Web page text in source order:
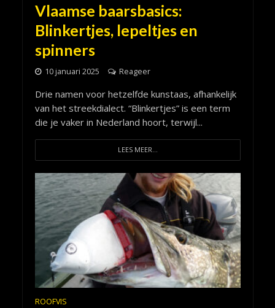
Vlaamse baarsbasics:
Blinkertjes, lepeltjes en
spinners
10 januari 2025 Reageer
Drie namen voor hetzelfde kunstaas, afhankelijk
van het streekdialect. “Blinkertjes” is een term
die je vaker in Nederland hoort, terwijl...
LEES MEER...
ROOFVIS